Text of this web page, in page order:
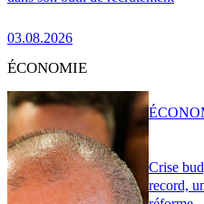
03.08.2026
ÉCONOMIE
Crise
record,